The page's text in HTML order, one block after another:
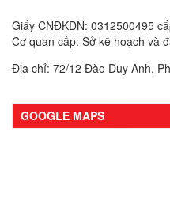
Giấy CNĐKDN: 0312500495
Cơ quan cấp: Sở kế hoạch và
Địa chỉ: 72/12 Đào Duy Anh,
GOOGLE MAPS